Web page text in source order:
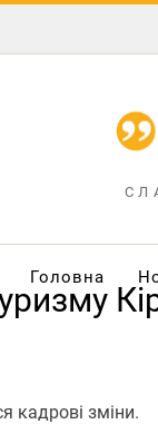
Головна
кадрові зміни.